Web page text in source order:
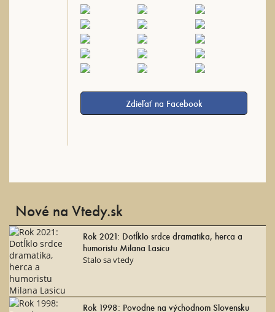
Zdieľať na Facebook
Nové na Vtedy.sk
Rok 2021: Dotĺklo srdce dramatika, herca a
humoristu Milana Lasicu
Stalo sa vtedy
Rok 1998: Povodne na východnom Slovensku